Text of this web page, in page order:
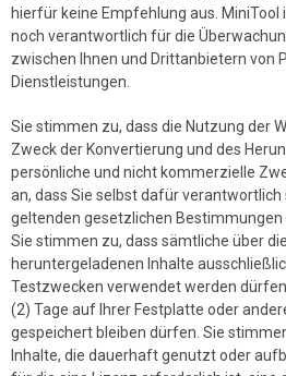
hierfür keine Empfehlung aus.
noch verantwortlich für die
zwischen Ihnen und Drittanbietern von
Dienstleistungen.
Sie stimmen zu, dass die Nutzung der
Zweck der Konvertierung und des
persönliche und nicht kommerzielle
an, dass Sie selbst dafür verantwortlich
geltenden gesetzlichen Bestimmungen
Sie stimmen zu, dass sämtliche über
heruntergeladenen Inhalte
Testzwecken verwendet werden
(2) Tage auf Ihrer Festplatte oder
gespeichert bleiben dürfen. Sie
Inhalte, die dauerhaft genutzt oder